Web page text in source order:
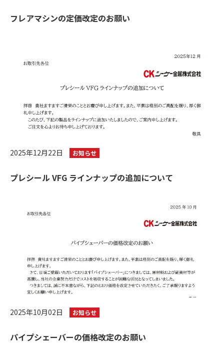
フレアマシンの定価改定のお願い
2025年12月22日 お知らせ
プレシール VFG ラインナップの追加について
2025年10月02日 お知らせ
パイプシェーバーの価格改定のお願い